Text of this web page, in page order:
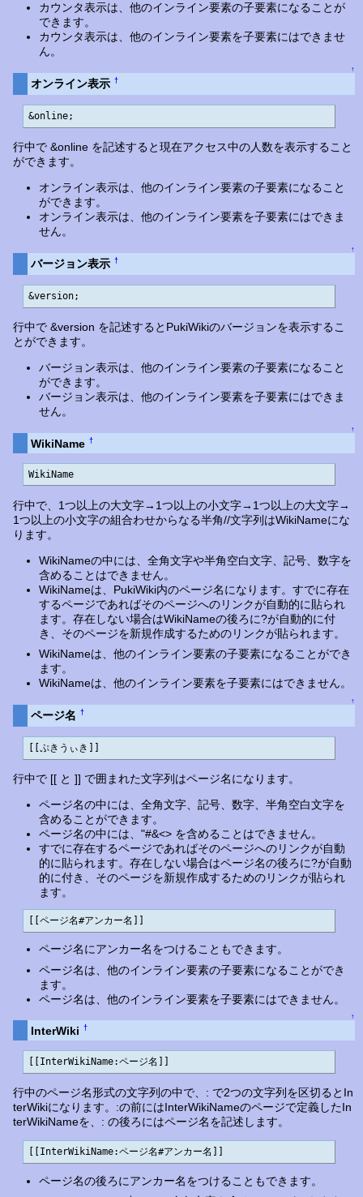
カウンタ表示は、他のインライン要素の子要素になることが
できます。
カウンタ表示は、他のインライン要素を子要素にはできませ
ん。
↑
オンライン表示 †
&online;
行中で &online を記述すると現在アクセス中の人数を表示すること
ができます。
オンライン表示は、他のインライン要素の子要素になること
ができます。
オンライン表示は、他のインライン要素を子要素にはできま
せん。
↑
バージョン表示 †
&version;
行中で &version を記述するとPukiWikiのバージョンを表示するこ
とができます。
バージョン表示は、他のインライン要素の子要素になること
ができます。
バージョン表示は、他のインライン要素を子要素にはできま
せん。
↑
WikiName †
WikiName
行中で、1つ以上の大文字→1つ以上の小文字→1つ以上の大文字→
1つ以上の小文字の組合わせからなる半角//文字列はWikiNameにな
ります。
WikiNameの中には、全角文字や半角空白文字、記号、数字を
含めることはできません。
WikiNameは、PukiWiki内のページ名になります。すでに存在
するページであればそのページへのリンクが自動的に貼られ
ます。存在しない場合はWikiNameの後ろに?が自動的に付
き、そのページを新規作成するためのリンクが貼られます。
WikiNameは、他のインライン要素の子要素になることができ
ます。
WikiNameは、他のインライン要素を子要素にはできません。
↑
ページ名 †
[[ぷきうぃき]]
行中で [[ と ]] で囲まれた文字列はページ名になります。
ページ名の中には、全角文字、記号、数字、半角空白文字を
含めることができます。
ページ名の中には、"#&<> を含めることはできません。
すでに存在するページであればそのページへのリンクが自動
的に貼られます。存在しない場合はページ名の後ろに?が自動
的に付き、そのページを新規作成するためのリンクが貼られ
ます。
[[ページ名#アンカー名]]
ページ名にアンカー名をつけることもできます。
ページ名は、他のインライン要素の子要素になることができ
ます。
ページ名は、他のインライン要素を子要素にはできません。
↑
InterWiki †
[[InterWikiName:ページ名]]
行中のページ名形式の文字列の中で、: で2つの文字列を区切るとIn
terWikiになります。:の前にはInterWikiNameのページで定義したIn
terWikiNameを、: の後ろにはページ名を記述します。
[[InterWikiName:ページ名#アンカー名]]
ページ名の後ろにアンカー名をつけることもできます。